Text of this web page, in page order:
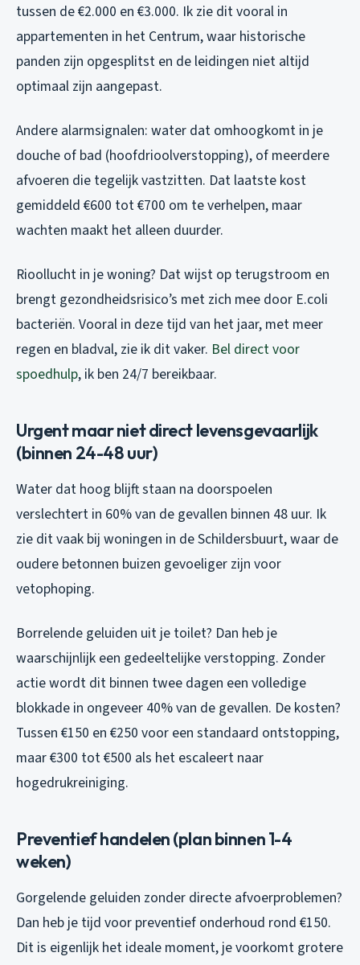
tussen de €2.000 en €3.000. Ik zie dit vooral in
appartementen in het Centrum, waar historische
panden zijn opgesplitst en de leidingen niet altijd
optimaal zijn aangepast.
Andere alarmsignalen: water dat omhoogkomt in je
douche of bad (hoofdrioolverstopping), of meerdere
afvoeren die tegelijk vastzitten. Dat laatste kost
gemiddeld €600 tot €700 om te verhelpen, maar
wachten maakt het alleen duurder.
Rioollucht in je woning? Dat wijst op terugstroom en
brengt gezondheidsrisico’s met zich mee door E.coli
bacteriën. Vooral in deze tijd van het jaar, met meer
regen en bladval, zie ik dit vaker. Bel direct voor
spoedhulp, ik ben 24/7 bereikbaar.
Urgent maar niet direct levensgevaarlijk
(binnen 24-48 uur)
Water dat hoog blijft staan na doorspoelen
verslechtert in 60% van de gevallen binnen 48 uur. Ik
zie dit vaak bij woningen in de Schildersbuurt, waar de
oudere betonnen buizen gevoeliger zijn voor
vetophoping.
Borrelende geluiden uit je toilet? Dan heb je
waarschijnlijk een gedeeltelijke verstopping. Zonder
actie wordt dit binnen twee dagen een volledige
blokkade in ongeveer 40% van de gevallen. De kosten?
Tussen €150 en €250 voor een standaard ontstopping,
maar €300 tot €500 als het escaleert naar
hogedrukreiniging.
Preventief handelen (plan binnen 1-4
weken)
Gorgelende geluiden zonder directe afvoerproblemen?
Dan heb je tijd voor preventief onderhoud rond €150.
Dit is eigenlijk het ideale moment, je voorkomt grotere